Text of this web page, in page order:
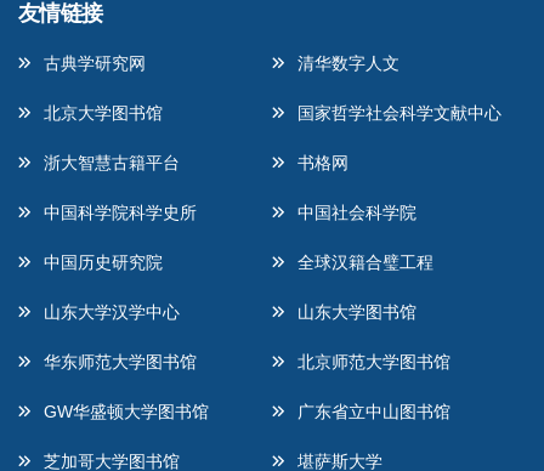
友情链接
古典学研究网 清华数字人文
北京大学图书馆 国家哲学社会科学文献中心
浙大智慧古籍平台 书格网
中国科学院科学史所 中国社会科学院
中国历史研究院 全球汉籍合璧工程
山东大学汉学中心 山东大学图书馆
华东师范大学图书馆 北京师范大学图书馆
GW华盛顿大学图书馆 广东省立中山图书馆
芝加哥大学图书馆 堪萨斯大学